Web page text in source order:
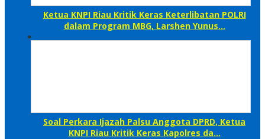
Ketua KNPI Riau Kritik Keras Keterlibatan POLRI
dalam Program MBG, Larshen Yunus…
Soal Perkara Ijazah Palsu Anggota DPRD, Ketua
KNPI Riau Kritik Keras Kapolres da…